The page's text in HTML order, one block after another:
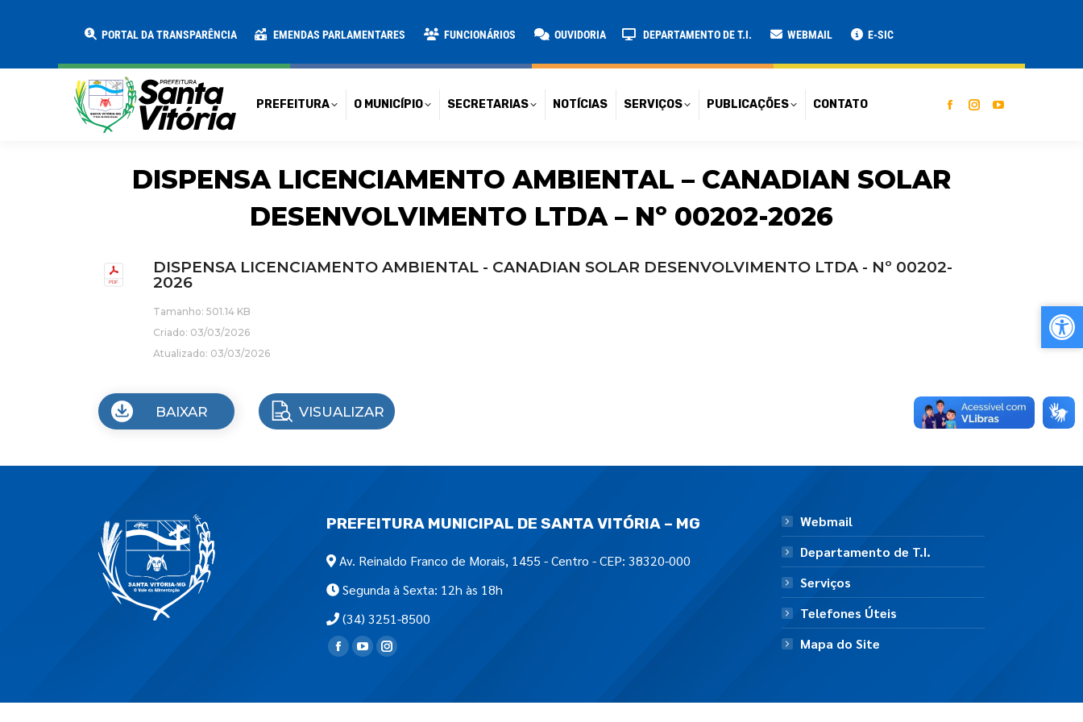
PORTAL DA TRANSPARÊNCIA EMENDAS PARLAMENTARES FUNCIONÁRIOS OUVIDORIA DEPARTAMENTO DE T.I. WEBMAIL E-SIC
PREFEITURA O MUNICÍPIO SECRETARIAS NOTÍCIAS SERVIÇOS PUBLICAÇÕES CONTATO
DISPENSA LICENCIAMENTO AMBIENTAL – CANADIAN SOLAR
DESENVOLVIMENTO LTDA – Nº 00202-2026
DISPENSA LICENCIAMENTO AMBIENTAL - CANADIAN SOLAR DESENVOLVIMENTO LTDA - Nº 00202-
2026
Tamanho: 501.14 KB
Criado: 03/03/2026
Atualizado: 03/03/2026
BAIXAR VISUALIZAR
PREFEITURA MUNICIPAL DE SANTA VITÓRIA – MG
Av. Reinaldo Franco de Morais, 1455 - Centro - CEP: 38320-000
Segunda à Sexta: 12h às 18h
(34) 3251-8500
Encontre-nos em:
Webmail
Departamento de T.I.
Serviços
Telefones Úteis
Mapa do Site